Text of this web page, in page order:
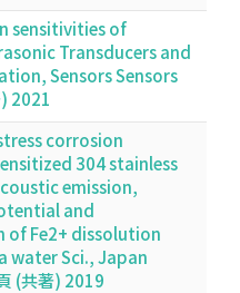
sensitivities of
Transducers and
Sensors Sensors
2021
corrosion
304 stainless
emission,
and
of Fe2+ dissolution
water Sci., Japan
(共著) 2019